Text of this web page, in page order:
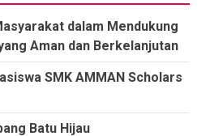
dalam Mendukung
Aman dan Berkelanjutan
SMK AMMAN Scholars
Batu Hijau